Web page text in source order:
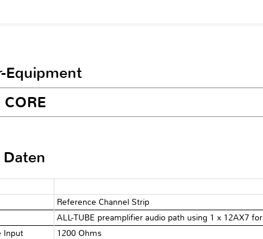
Equipment
Reference Channel Strip
ALL-TUBE preamplifier audio path using 1 x 12AX7
Input
1200 Ohms